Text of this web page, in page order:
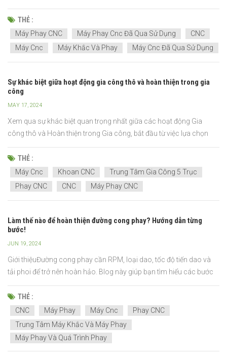
nhà vô địch về hiệu quả chi phí.Được điều khiển bởi Điều khiển số
máy tính, những kỳ quan tự động này xác định lại độ chính xác của
việc cắt, tạo hình và khoan, khiến chúng kh...
THẺ :
Máy Phay CNC
Máy Phay Cnc Đã Qua Sử Dụng
CNC
Máy Cnc
Máy Khắc Và Phay Máy Cnc Đã Qua Sử Dụng
Sự khác biệt giữa hoạt động gia công thô và hoàn thiện trong gia
công
MAY 17, 2024
Xem qua sự khác biệt quan trọng nhất giữa các hoạt động Gia
công thô và Hoàn thiện trong Gia công, bắt đầu từ việc lựa chọn
công cụ và hoàn thiện với chiến lược xử lý. Chúng tôi sẽ phân tích lý
do tại sao cả hai giai đoạn đều cần thiết bằng cách so sánh các
phương pháp tiếp cận và kết quả của chúng....
THẺ :
Máy Cnc
Khoan CNC
Trung Tâm Gia Công 5 Trục
Phay CNC
CNC Máy Phay CNC
Làm thế nào để hoàn thiện đường cong phay? Hướng dẫn từng
bước!
JUN 19, 2024
Giới thiệuĐường cong phay cần RPM, loại dao, tốc độ tiến dao và
tải phoi để trở nên hoàn hảo. Blog này giúp bạn tìm hiểu các bước
này. Hãy sẵn sàng để hiểu các cài đặt CNC, tốc độ trục chính và
quy trình phay. Hãy tham gia cùng chúng tôi để có một cuộc phiêu
lưu học tập thú vị mà bạn sẽ yêu thích! &...
THẺ :
CNC
Máy Phay Máy Cnc
Phay CNC
Trung Tâm Máy Khắc Và Máy Phay
Máy Phay Và Quá Trình Phay